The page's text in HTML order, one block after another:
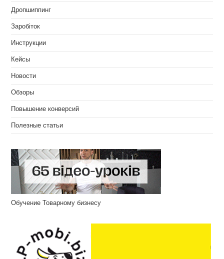
Дропшиппинг
Заробіток
Инструкции
Кейсы
Новости
Обзоры
Повышение конверсий
Полезные статьи
Обучение Товарному бизнесу